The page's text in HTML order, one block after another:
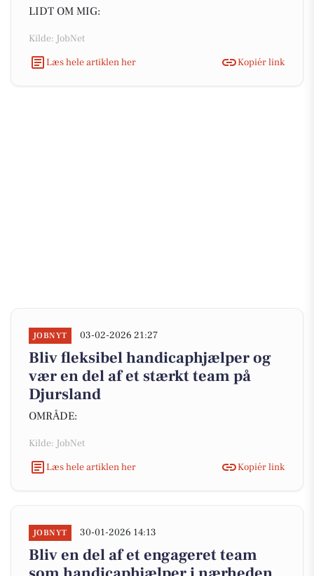
LIDT OM MIG:
Kilde: JobNet
Læs hele artiklen her
Kopiér link
JOBNYT 03-02-2026 21:27
Bliv fleksibel handicaphjælper og
vær en del af et stærkt team på
Djursland
OMRÅDE:
Kilde: JobNet
Læs hele artiklen her
Kopiér link
JOBNYT 30-01-2026 14:13
Bliv en del af et engageret team